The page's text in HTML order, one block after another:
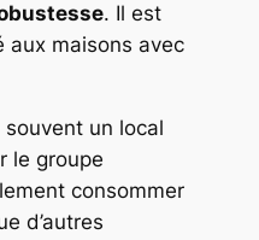
. Il est
aux maisons avec
un local
le groupe
consommer
d’autres